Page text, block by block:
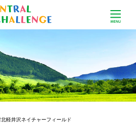
軽井沢ネイチャーフィールド